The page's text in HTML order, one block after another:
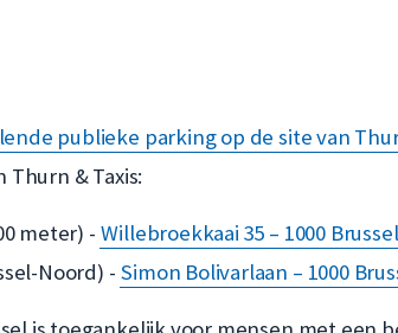
publieke parking op de site van
& Taxis:
meter) - Willebroekkaai 35 – 1000 Brussel
Noord) - Simon Bolivarlaan – 1000